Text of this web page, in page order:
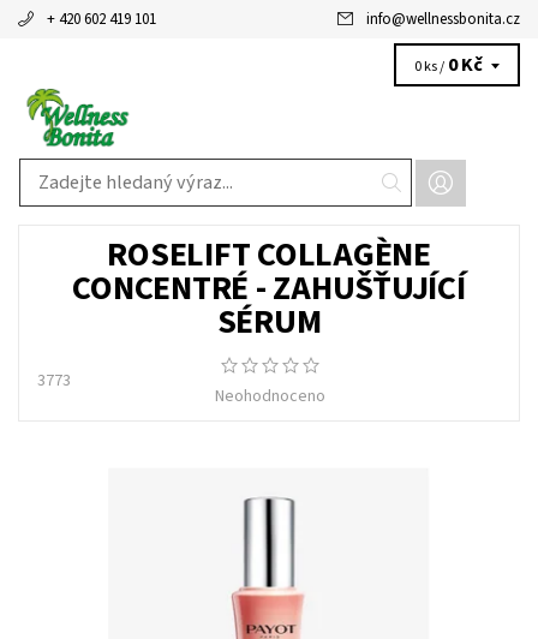
+ 420 602 419 101 info@wellnessbonita.cz
0 ks / 0 Kč
ROSELIFT COLLAGÈNE
CONCENTRÉ - ZAHUŠŤUJÍCÍ
SÉRUM
3773
Neohodnoceno